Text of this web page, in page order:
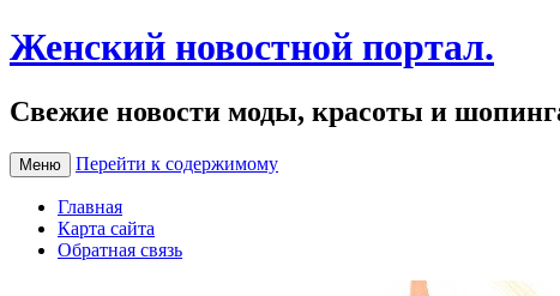
Женский новостной портал.
Свежие новости моды, красоты и
Меню Перейти к содержимому
Главная
Карта сайта
Обратная связь